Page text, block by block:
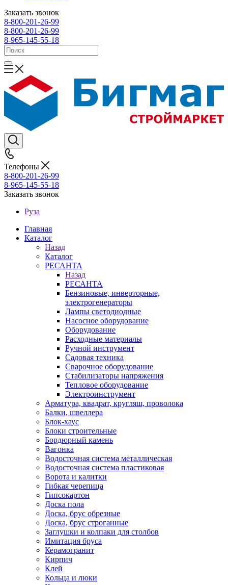
Заказать звонок
8-800-201-26-99
8-800-201-26-99
8-965-145-55-18
Телефоны
8-800-201-26-99
8-965-145-55-18
Заказать звонок
Руза
Главная
Каталог
Назад
Каталог
РЕСАНТА
Назад
РЕСАНТА
Бензиновые, инверторные,
электрогенераторы
Лампы светодиодные
Насосное оборудование
Оборудование
Расходные материалы
Ручной инструмент
Садовая техника
Сварочное оборудование
Стабилизаторы напряжения
Тепловое оборудование
Электроинструмент
Арматура, квадрат, кругляш, проволока
Балки, швеллера
Блок-хаус
Блоки строительные
Бордюрный камень
Вагонка
Водосточная система металлическая
Водосточная система пластиковая
Ворота и калитки
Гибкая черепица
Гипсокартон
Доска пола
Доска, брус обрезные
Доска, брус строганные
Заглушки и колпаки для столбов
Имитация бруса
Керамогранит
Кирпич
Клей
Кольца и люки